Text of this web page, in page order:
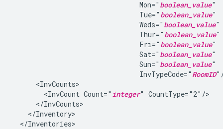
                                Mon="
boolean_value"
                                Tue="
boolean_value"
                                Weds="
boolean_value"
                                Thur="
boolean_value"
                                Fri="
boolean_value"
                                Sat="
boolean_value"
                                Sun="
boolean_value"
                                InvTypeCode="
RoomID
      <InvCounts>
        <InvCount Count="
integer" CountType="2"/>
      </InvCounts>
    </Inventory>
  </Inventories>